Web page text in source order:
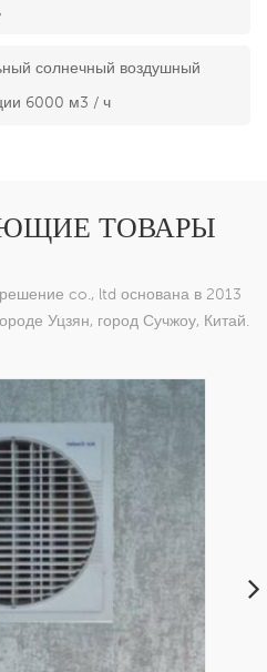
солнечный воздушный
6000 м3 / ч
ТОВАРЫ
co., ltd основана в 2013
Уцзян, город Сучжоу, Китай.